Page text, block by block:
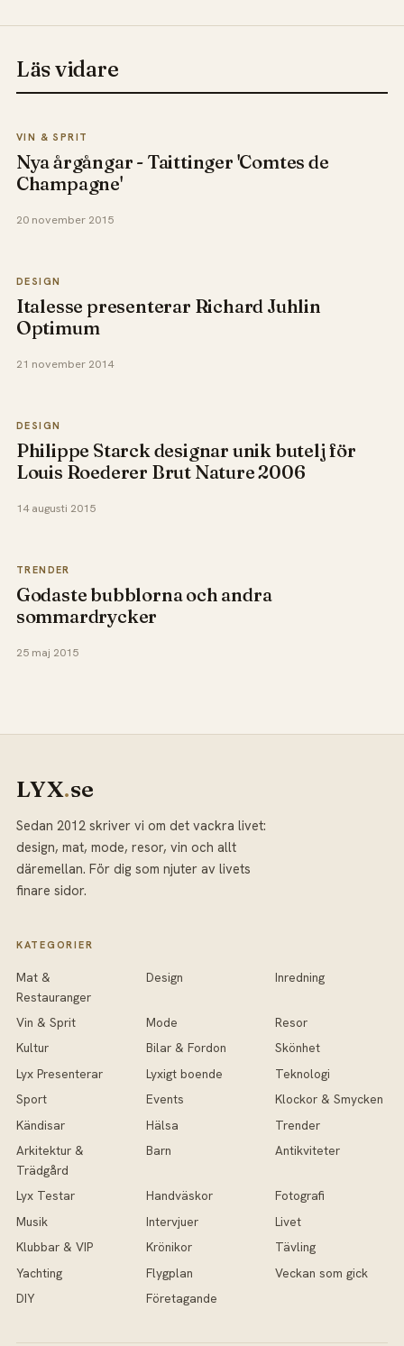
Läs vidare
VIN & SPRIT
Nya årgångar - Taittinger 'Comtes de
Champagne'
20 november 2015
DESIGN
Italesse presenterar Richard Juhlin
Optimum
21 november 2014
DESIGN
Philippe Starck designar unik butelj för
Louis Roederer Brut Nature 2006
14 augusti 2015
TRENDER
Godaste bubblorna och andra
sommardrycker
25 maj 2015
LYX.se
Sedan 2012 skriver vi om det vackra livet:
design, mat, mode, resor, vin och allt
däremellan. För dig som njuter av livets
finare sidor.
KATEGORIER
Mat &
Restauranger
Design Inredning
Vin & Sprit Mode
Resor
Kultur
Bilar & Fordon
Skönhet
Lyx Presenterar
Lyxigt boende
Teknologi
Sport
Events
Klockor & Smycken
Kändisar
Hälsa
Trender
Arkitektur &
Trädgård
Barn Antikviteter
Lyx Testar Handväskor
Fotografi
Musik
Intervjuer
Livet
Klubbar & VIP
Krönikor
Tävling
Yachting
Flygplan
Veckan som gick
DIY
Företagande